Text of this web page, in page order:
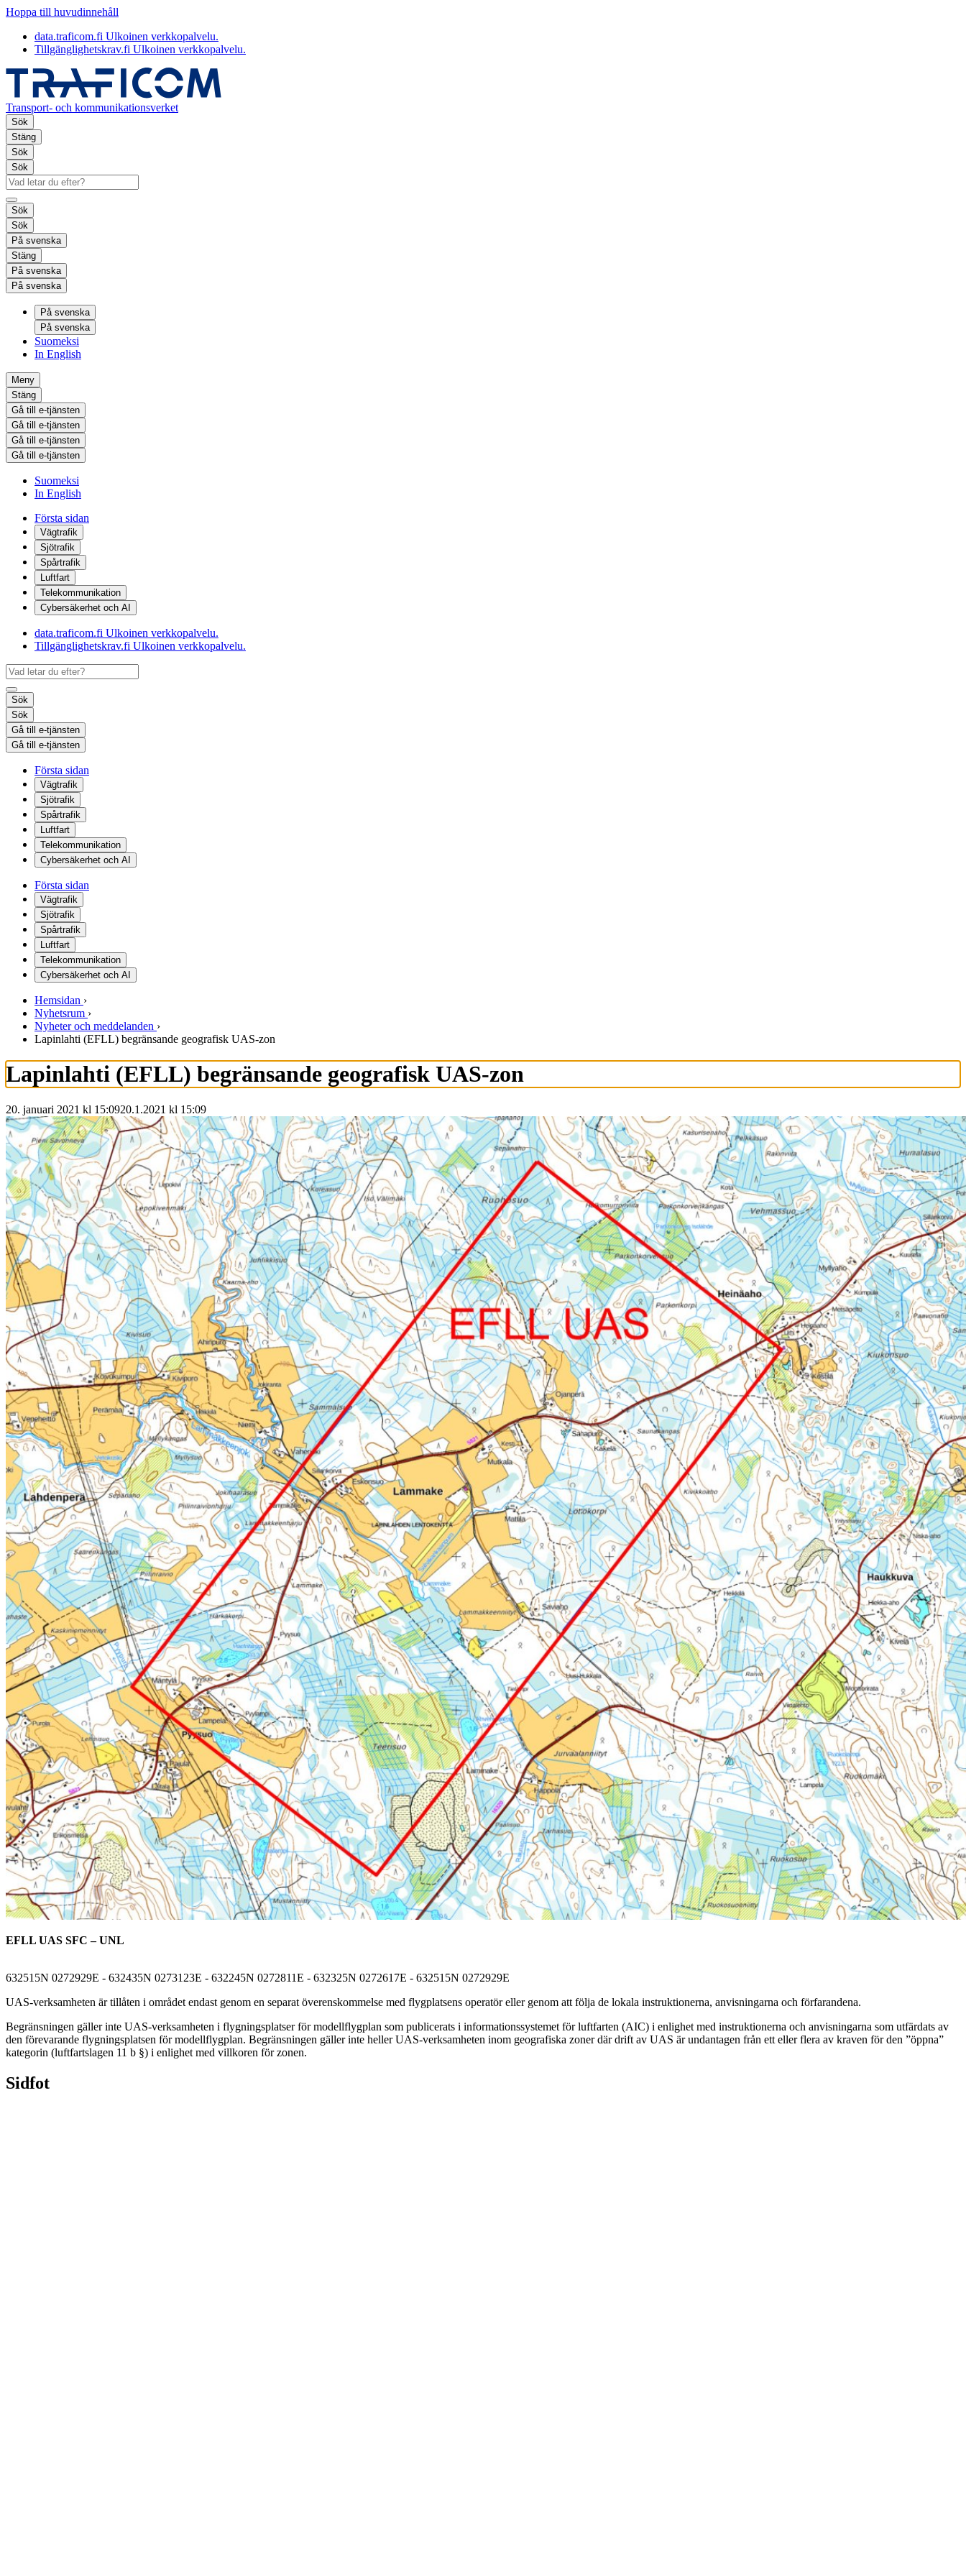
Hoppa till huvudinnehåll
data.traficom.fi Ulkoinen verkkopalvelu.
Tillgänglighetskrav.fi Ulkoinen verkkopalvelu.
Transport- och kommunikationsverket
Sök
Stäng
Sök
Sök
Sök
Sök
På svenska
Stäng
På svenska
På svenska
På svenska
På svenska
Suomeksi
In English
Meny
Stäng
Gå till e-tjänsten
Gå till e-tjänsten
Gå till e-tjänsten
Gå till e-tjänsten
Suomeksi
In English
Första sidan
Vägtrafik
Sjötrafik
Spårtrafik
Luftfart
Telekommunikation
Cybersäkerhet och AI
data.traficom.fi Ulkoinen verkkopalvelu.
Tillgänglighetskrav.fi Ulkoinen verkkopalvelu.
Sök
Sök
Gå till e-tjänsten
Gå till e-tjänsten
Första sidan
Vägtrafik
Sjötrafik
Spårtrafik
Luftfart
Telekommunikation
Cybersäkerhet och AI
Första sidan
Vägtrafik
Sjötrafik
Spårtrafik
Luftfart
Telekommunikation
Cybersäkerhet och AI
Hemsidan ›
Nyhetsrum ›
Nyheter och meddelanden ›
Lapinlahti (EFLL) begränsande geografisk UAS-zon
Lapinlahti (EFLL) begränsande geografisk UAS-zon
20. januari 2021 kl 15:0920.1.2021 kl 15:09
EFLL UAS SFC – UNL
632515N 0272929E - 632435N 0273123E - 632245N 0272811E - 632325N 0272617E - 632515N 0272929E
UAS-verksamheten är tillåten i området endast genom en separat överenskommelse med flygplatsens operatör eller genom att följa de lokala instruktionerna, anvisningarna och förfarandena.
Begränsningen gäller inte UAS-verksamheten i flygningsplatser för modellflygplan som publicerats i informationssystemet för luftfarten (AIC) i enlighet med instruktionerna och anvisningarna som utfärdats av
den förevarande flygningsplatsen för modellflygplan. Begränsningen gäller inte heller UAS-verksamheten inom geografiska zoner där drift av UAS är undantagen från ett eller flera av kraven för den ”öppna”
kategorin (luftfartslagen 11 b §) i enlighet med villkoren för zonen.
Sidfot